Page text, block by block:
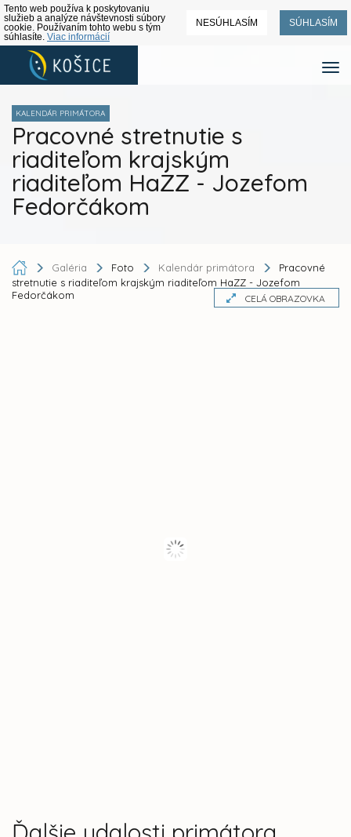
Tento web používa k poskytovaniu
služieb a analýze návštevnosti súbory
cookie. Používaním tohto webu s tým
súhlasíte. Viac informácií
NESÚHLASÍM SÚHLASÍM
KALENDÁR PRIMÁTORA
Pracovné stretnutie s
riaditeľom krajským
riaditeľom HaZZ - Jozefom
Fedorčákom
Galéria Foto Kalendár primátora
Pracovné
stretnutie s riaditeľom krajským riaditeľom HaZZ - Jozefom
Fedorčákom
CELÁ OBRAZOVKA